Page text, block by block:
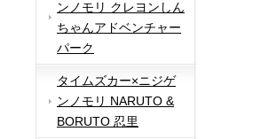
ンノモリ クレヨンしん
ちゃんアドベンチャー
パーク
タイムズカー×ニジゲ
ンノモリ NARUTO &
BORUTO 忍里